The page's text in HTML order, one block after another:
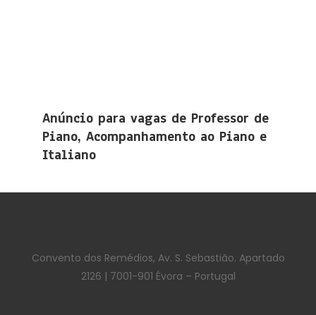
Anúncio para vagas de Professor de
Piano, Acompanhamento ao Piano e
Italiano
Convento dos Remédios, Av. S. Sebastião. Apartado
2126 | 7001-901 Évora – Portugal